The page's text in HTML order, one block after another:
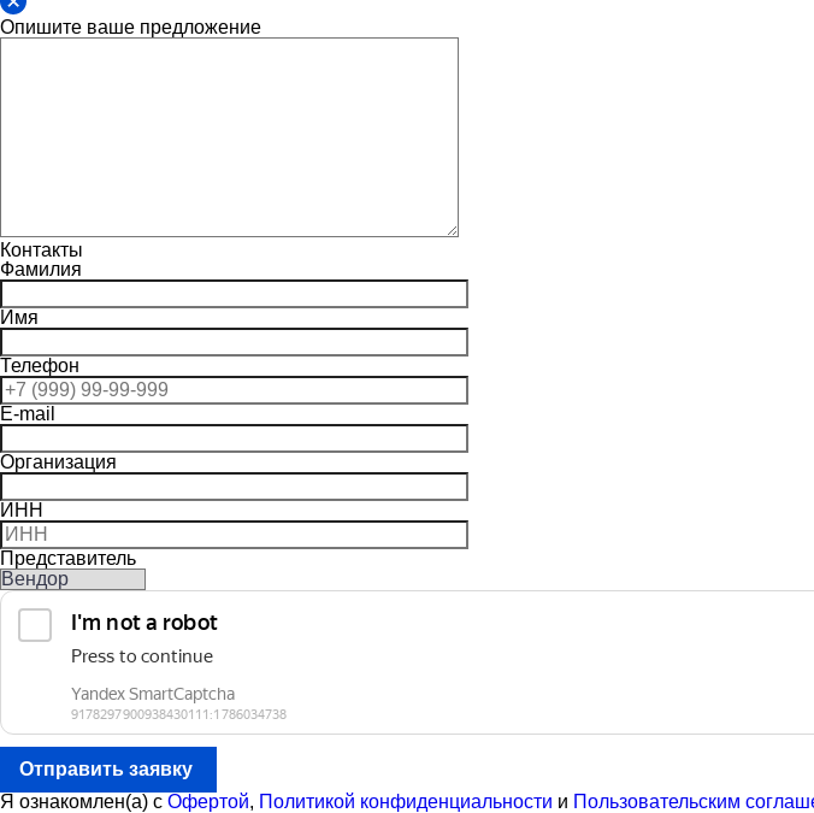
Опишите ваше предложение
Контакты
Фамилия
Имя
Телефон
E-mail
Организация
ИНН
Представитель
Отправить заявку
Я ознакомлен(а) с Офертой, Политикой конфиденциальности и Пользовательским